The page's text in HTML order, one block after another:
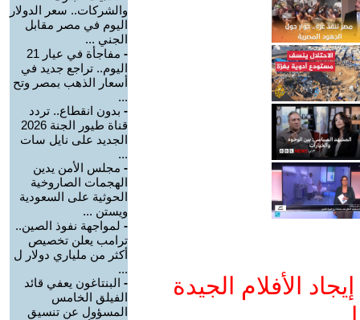
الأفلام الجيدة
والشركات.. سعر الدولار
اليوم في مصر مقابل
الجني ...
-
مفاجأة في عيار 21
اليوم.. تراجع جديد في
أسعار الذهب بمصر وتح
...
- بدون انقطاع.. تردد
قناة طيور الجنة 2026
الجديد على نايل سات
...
- مجلس الأمن يدين
الهجمات الصاروخية
الحوثية على السعودية
ويستن ...
- لمواجهة نفوذ الصين..
ترامب يعلن تخصيص
أكثر من ملياري دولار ل
...
- البنتاغون يعفي قائد
الفيلق الخامس
المسؤول عن تنسيق